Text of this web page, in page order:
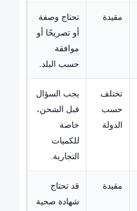
مقيدة
تحتاج وصفة
أو تصريحًا أو
موافقة
حسب البلد.
تختلف
حسب
الدولة
يجب السؤال
قبل الشحن،
خاصة
للكميات
التجارية.
مقيدة
قد تحتاج
شهادة صحية